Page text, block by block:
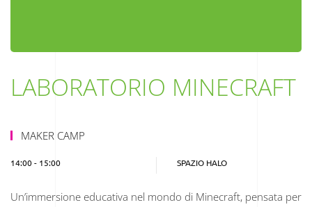
LABORATORIO MINECRAFT
MAKER CAMP
14:00 - 15:00 SPAZIO HALO
Un’immersione educativa nel mondo di Minecraft, pensata per